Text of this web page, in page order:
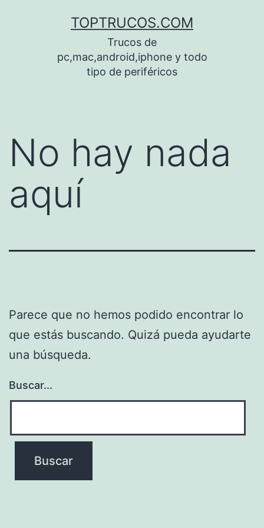
TOPTRUCOS.COM
Trucos de
pc,mac,android,iphone y todo
tipo de periféricos
No hay nada
aquí
Parece que no hemos podido encontrar lo
que estás buscando. Quizá pueda ayudarte
una búsqueda.
Buscar...